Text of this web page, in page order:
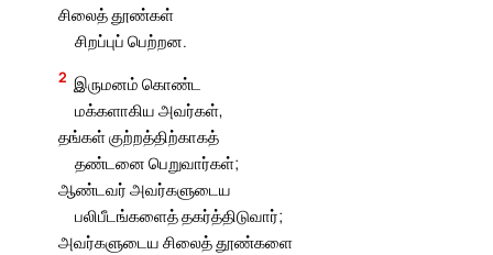
சிலைத் தூண்கள்
சிறப்புப் பெற்றன.
2 இருமனம் கொண்ட
மக்களாகிய அவர்கள்,
தங்கள் குற்றத்திற்காகத்
தண்டனை பெறுவார்கள்;
ஆண்டவர் அவர்களுடைய
பலிபீடங்களைத் தகர்த்திடுவார்;
அவர்களுடைய சிலைத் தூண்களை